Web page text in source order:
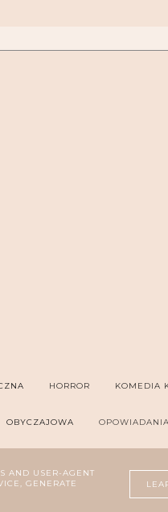
HORROR KOMEDIA
OBYCZAJOWA OPOWIADANIA
AND USER-AGENT
GENERATE